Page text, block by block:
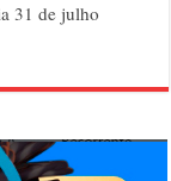
31 de julho